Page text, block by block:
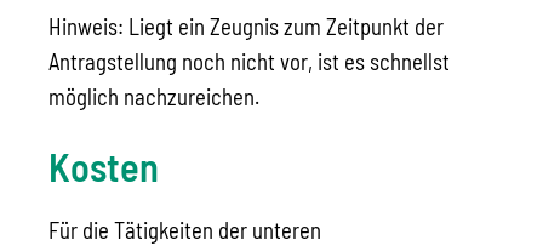
Hinweis: Liegt ein Zeugnis zum Zeitpunkt der
Antragstellung noch nicht vor, ist es schnellst
möglich nachzureichen.
Kosten
Für die Tätigkeiten der unteren